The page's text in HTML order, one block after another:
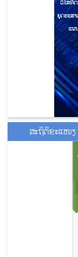
ສະຖິຕິຂະແໜງ